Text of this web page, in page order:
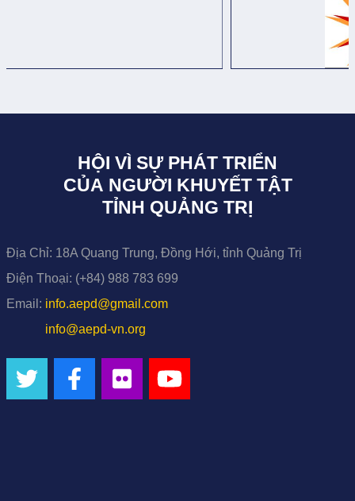
HỘI VÌ SỰ PHÁT TRIỂN
CỦA NGƯỜI KHUYẾT TẬT
TỈNH QUẢNG TRỊ
Địa Chỉ: 18A Quang Trung, Đồng Hới, tỉnh Quảng Trị
Điện Thoại: (+84) 988 783 699
Email: info.aepd@gmail.com
info@aepd-vn.org